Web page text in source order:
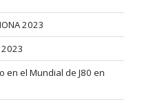
2023
2023
en el Mundial de J80 en